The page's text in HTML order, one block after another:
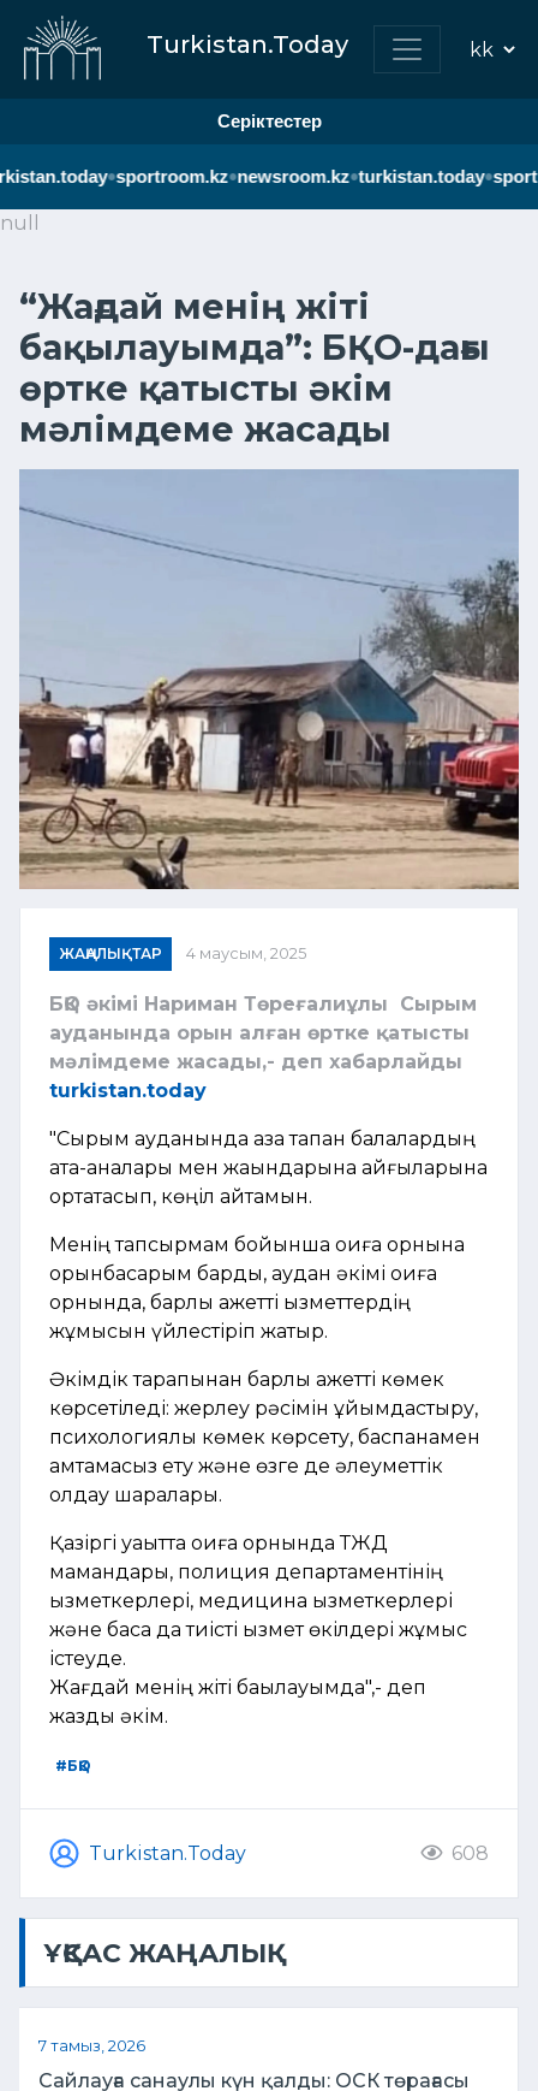
Turkistan.Today
Серіктестер
•sportroom.kz•newsroom.kz•turkistan.today•
null
“Жағдай менің жіті
бақылауымда”: БҚО-дағы
өртке қатысты әкім
мәлімдеме жасады
ЖАҢАЛЫҚТАР 4 маусым, 2025
БҚО әкімі Нариман Төреғалиұлы Сырым
ауданында орын алған өртке қатысты
мәлімдеме жасады,- деп хабарлайды
turkistan.today
"Сырым ауданында қаза тапқан балалардың
ата-аналары мен жақындарына қайғыларына
ортақтасып, көңіл айтамын.
Менің тапсырмам бойынша оқиға орнына
орынбасарым барды, аудан әкімі оқиға
орнында, барлық қажетті қызметтердің
жұмысын үйлестіріп жатыр.
Әкімдік тарапынан барлық қажетті көмек
көрсетіледі: жерлеу рәсімін ұйымдастыру,
психологиялық көмек көрсету, баспанамен
қамтамасыз ету және өзге де әлеуметтік
қолдау шаралары.
Қазіргі уақытта оқиға орнында ТЖД
мамандары, полиция департаментінің
қызметкерлері, медицина қызметкерлері
және басқа да тиісті қызмет өкілдері жұмыс
істеуде.
Жағдай менің жіті бақылауымда",- деп
жазды әкім.
#БҚО
Turkistan.Today 608
ҰҚСАС ЖАҢАЛЫҚ
7 тамыз, 2026
Сайлауға санаулы күн қалды: ОСК төрағасы